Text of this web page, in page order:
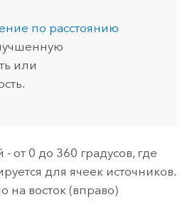
по расстоянию
или
от 0 до 360 градусов, где
для ячеек источников.
восток (вправо)